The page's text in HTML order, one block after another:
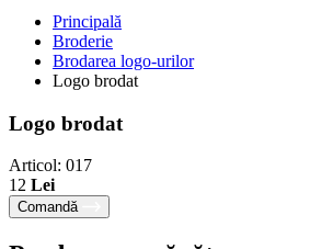
Principală
Broderie
Brodarea logo-urilor
Logo brodat
Logo brodat
Articol: 017
12 Lei
Comandă